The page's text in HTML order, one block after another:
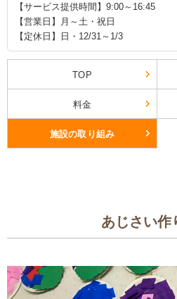
【サービス提供時間】9:00～16:45
【営業日】月～土・祝日
【定休日】日・12/31～1/3
TOP
料金
施設の取り組み
あじさい作